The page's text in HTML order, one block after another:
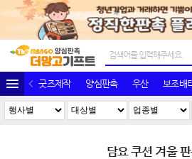
굿즈제작 양심판촉 우산 보조배
담요 쿠션 겨울